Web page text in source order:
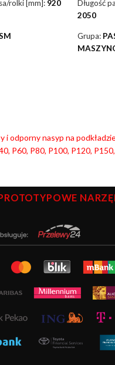
rolki [mm]: 920
Długość
2050
Grupa:
odporny nasyp na
P60, P80, P100, P120,